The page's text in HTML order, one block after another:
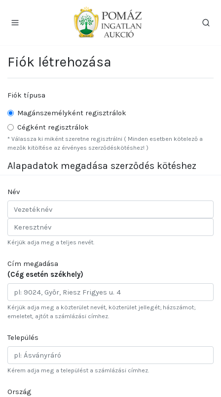
Fiók létrehozása
Fiók típusa
Magánszemélyként regisztrálok
Cégként regisztrálok
* Válassza ki miként szeretne regisztrálni ( Minden esetben kötelező a
mezők kitöltése az érvényes szerződéskötéshez! )
Alapadatok megadása szerződés kötéshez
Név
Kérjük adja meg a teljes nevét.
Cím megadása
(Cég esetén székhely)
Kérjük adja meg a közterület nevét, közterület jellegét; házszámot;
emeletet, ajtót a számlázási címhez.
Település
Kérem adja meg a települést a számlázási címhez.
Ország